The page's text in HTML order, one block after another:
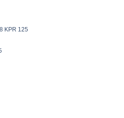
KPR 125